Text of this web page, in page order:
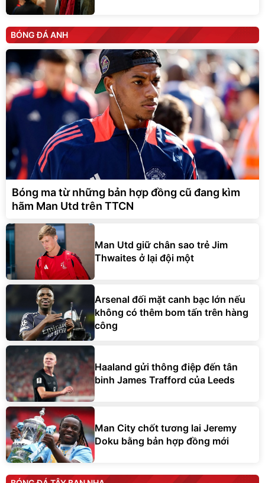
BÓNG ĐÁ ANH
Bóng ma từ những bản hợp đồng cũ đang kìm
hãm Man Utd trên TTCN
Man Utd giữ chân sao trẻ Jim
Thwaites ở lại đội một
Arsenal đối mặt canh bạc lớn nếu
không có thêm bom tấn trên hàng
công
Haaland gửi thông điệp đến tân
binh James Trafford của Leeds
Man City chốt tương lai Jeremy
Doku bằng bản hợp đồng mới